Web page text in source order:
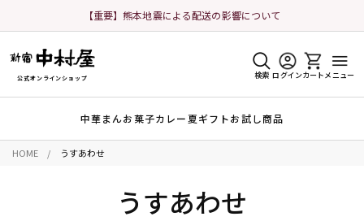
【重要】熊本地震による配送の影響について
公式オンラインショップ 検索 ログインカート メニュー
中華まんお菓子カレー夏ギフトお試し商品
HOME うすあわせ
うすあわせ